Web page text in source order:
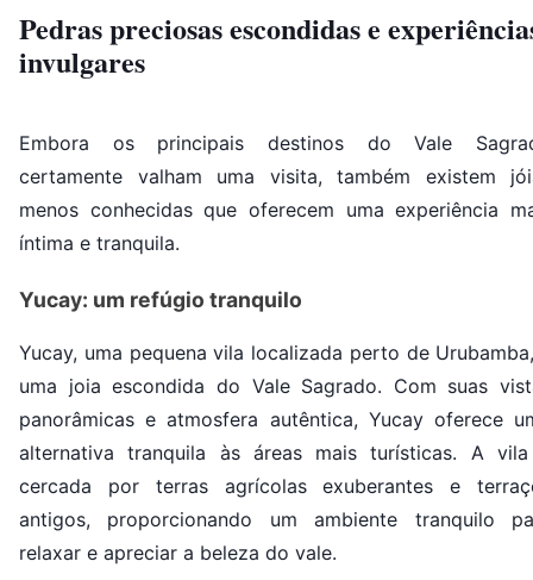
Pedras preciosas escondidas e
invulgares
Embora os principais destinos do Vale
certamente valham uma visita, também existem
menos conhecidas que oferecem uma experiência
íntima e tranquila.
Yucay: um refúgio tranquilo
Yucay, uma pequena vila localizada perto de
uma joia escondida do Vale Sagrado. Com suas
panorâmicas e atmosfera autêntica, Yucay oferece
alternativa tranquila às áreas mais turísticas. A
cercada por terras agrícolas exuberantes e
antigos, proporcionando um ambiente tranquilo
relaxar e apreciar a beleza do vale.